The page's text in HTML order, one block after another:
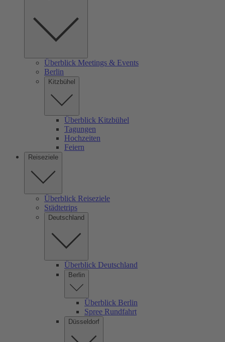
Überblick Meetings & Events
Berlin
Kitzbühel
Überblick Kitzbühel
Tagungen
Hochzeiten
Feiern
Reiseziele
Überblick Reiseziele
Städtetrips
Deutschland
Überblick Deutschland
Berlin
Überblick Berlin
Spree Rundfahrt
Düsseldorf